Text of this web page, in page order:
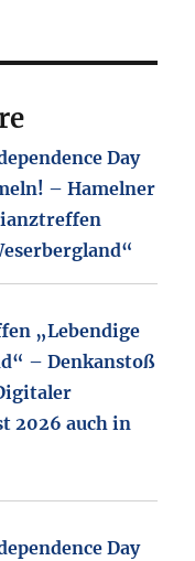
Day
– Hamelner
„Lebendige
– Denkanstoß
2026 auch in
Day